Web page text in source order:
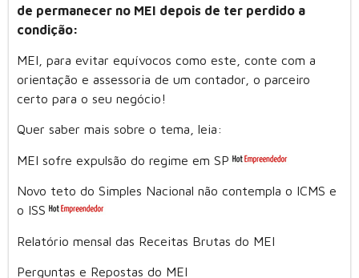
de permanecer no MEI depois de ter perdido a
condição:
MEI, para evitar equívocos como este, conte com a
orientação e assessoria de um contador, o parceiro
certo para o seu negócio!
Quer saber mais sobre o tema, leia:
MEI sofre expulsão do regime em SP
Novo teto do Simples Nacional não contempla o ICMS e
o ISS
Relatório mensal das Receitas Brutas do MEI
Perguntas e Repostas do MEI